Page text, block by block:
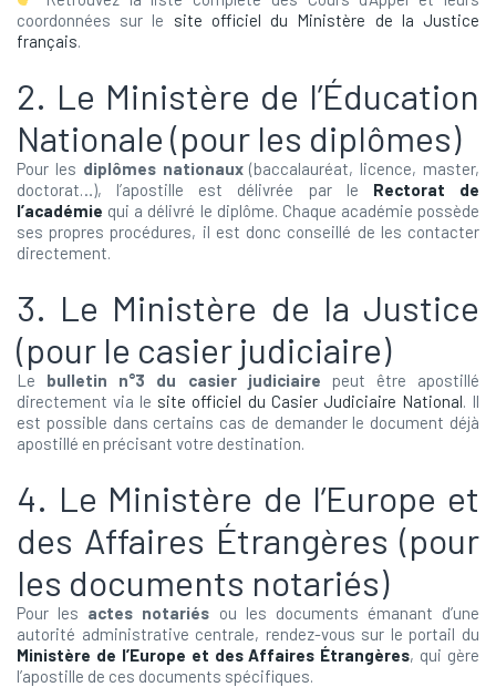
coordonnées sur le site officiel du Ministère de la Justice
français.
2. Le Ministère de l’Éducation
Nationale (pour les diplômes)
Pour les diplômes nationaux(baccalauréat, licence, master,
doctorat…), l’apostille est délivrée par le Rectorat de
l’académie qui a délivré le diplôme. Chaque académie possède
ses propres procédures, il est donc conseillé de les contacter
directement.
3. Le Ministère de la Justice
(pour le casier judiciaire)
Le bulletin n°3 du casier judiciaire peut être apostillé
directement via le site officiel du Casier Judiciaire National. Il
est possible dans certains cas de demander le document déjà
apostillé en précisant votre destination.
4. Le Ministère de l’Europe et
des Affaires Étrangères (pour
les documents notariés)
Pour les actes notariés ou les documents émanant d’une
autorité administrative centrale, rendez-vous sur le portail du
Ministère de l’Europe et des Affaires Étrangères, qui gère
l’apostille de ces documents spécifiques.